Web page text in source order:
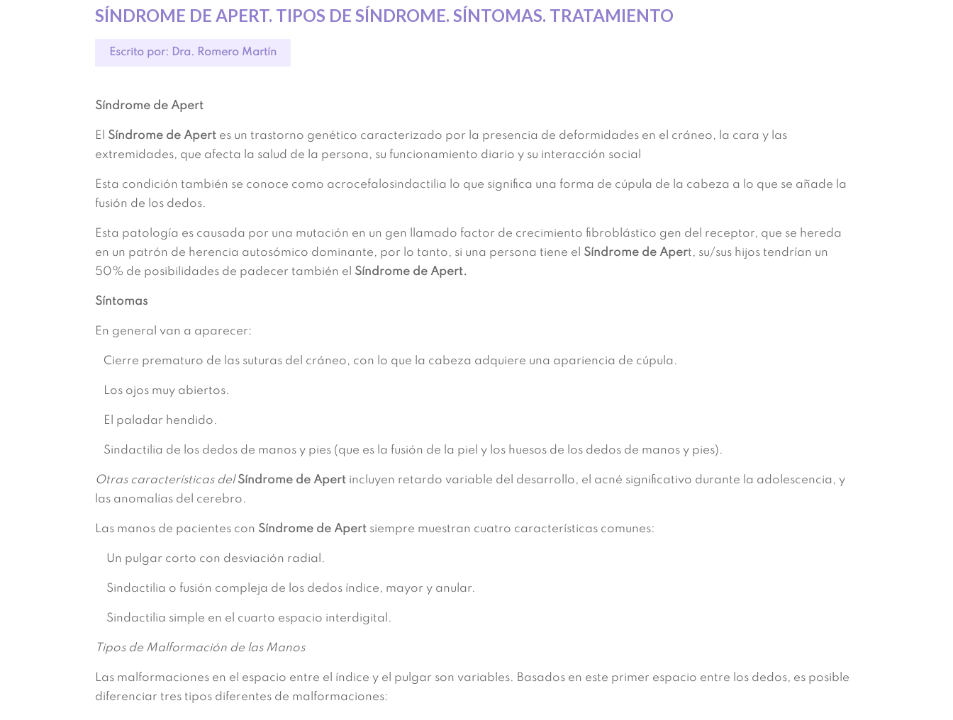
SÍNDROME DE APERT. TIPOS DE SÍNDROME. SÍNTOMAS. TRATAMIENTO
Escrito por: Dra. Romero Martín
Síndrome de Apert
El Síndrome de Apert es un trastorno genético caracterizado por la presencia de deformidades en el cráneo, la cara y las
extremidades, que afecta la salud de la persona, su funcionamiento diario y su interacción social
Esta condición también se conoce como acrocefalosindactilia lo que significa una forma de cúpula de la cabeza a lo que se añade la
fusión de los dedos.
Esta patología es causada por una mutación en un gen llamado factor de crecimiento fibroblástico gen del receptor, que se hereda
en un patrón de herencia autosómico dominante, por lo tanto, si una persona tiene el Síndrome de Apert, su/sus hijos tendrían un
50% de posibilidades de padecer también el Síndrome de Apert.
Síntomas
En general van a aparecer:
Cierre prematuro de las suturas del cráneo, con lo que la cabeza adquiere una apariencia de cúpula.
Los ojos muy abiertos.
El paladar hendido.
Sindactilia de los dedos de manos y pies (que es la fusión de la piel y los huesos de los dedos de manos y pies).
Otras características del Síndrome de Apert incluyen retardo variable del desarrollo, el acné significativo durante la adolescencia, y
las anomalías del cerebro.
Las manos de pacientes con Síndrome de Apert siempre muestran cuatro características comunes:
Un pulgar corto con desviación radial.
Sindactilia o fusión compleja de los dedos índice, mayor y anular.
Sindactilia simple en el cuarto espacio interdigital.
Tipos de Malformación de las Manos
Las malformaciones en el espacio entre el índice y el pulgar son variables. Basados en este primer espacio entre los dedos, es posible
diferenciar tres tipos diferentes de malformaciones: